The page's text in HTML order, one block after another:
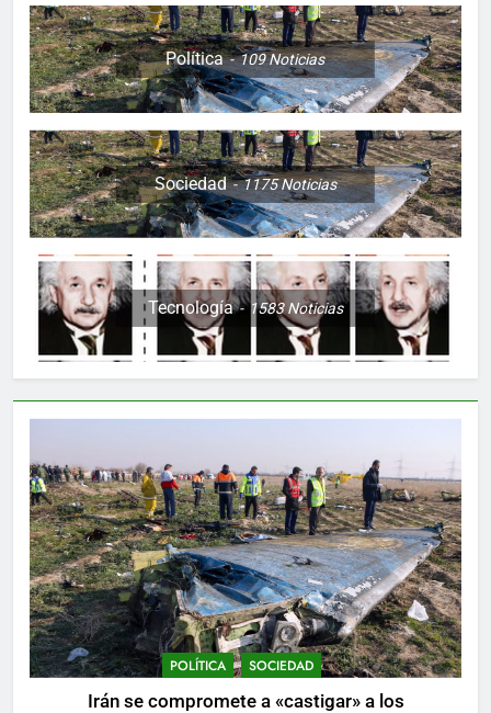
Política 109Noticias
Sociedad 1175Noticias
Tecnología 1583Noticias
POLÍTICA SOCIEDAD
Irán se compromete a «castigar» a los